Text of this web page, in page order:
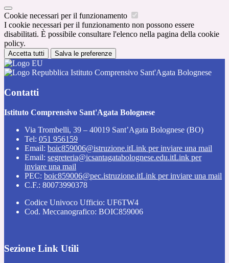
Cookie necessari per il funzionamento
I cookie necessari per il funzionamento non possono essere
disabilitati. È possibile consultare l'elenco nella pagina della cookie
policy.
Accetta tutti Salva le preferenze
Istituto Comprensivo Sant'Agata Bolognese
Contatti
Istituto Comprensivo Sant'Agata Bolognese
Via Trombelli, 39 – 40019 Sant’Agata Bolognese (BO)
Tel: 051 956159
Email: boic859006@istruzione.itLink per inviare una mail
Email: segreteria@icsantagatabolognese.edu.itLink per
inviare una mail
PEC: boic859006@pec.istruzione.itLink per inviare una mail
C.F.: 80073990378
Codice Univoco Ufficio: UF6TW4
Cod. Meccanografico: BOIC859006
Sezione Link Utili